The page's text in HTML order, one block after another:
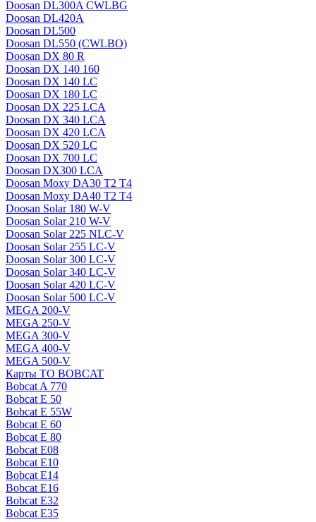
Doosan DL300A CWLBG
Doosan DL420A
Doosan DL500
Doosan DL550 (CWLBO)
Doosan DX 80 R
Doosan DX 140 160
Doosan DX 140 LC
Doosan DX 180 LC
Doosan DX 225 LCA
Doosan DX 340 LCA
Doosan DX 420 LCA
Doosan DX 520 LC
Doosan DX 700 LC
Doosan DX300 LCA
Doosan Moxy DA30 T2 T4
Doosan Moxy DA40 T2 T4
Doosan Solar 180 W-V
Doosan Solar 210 W-V
Doosan Solar 225 NLC-V
Doosan Solar 255 LC-V
Doosan Solar 300 LC-V
Doosan Solar 340 LC-V
Doosan Solar 420 LC-V
Doosan Solar 500 LC-V
MEGA 200-V
MEGA 250-V
MEGA 300-V
MEGA 400-V
MEGA 500-V
Карты ТО BOBCAT
Bobcat A 770
Bobcat E 50
Bobcat E 55W
Bobcat E 60
Bobcat E 80
Bobcat E08
Bobcat E10
Bobcat E14
Bobcat E16
Bobcat E32
Bobcat E35